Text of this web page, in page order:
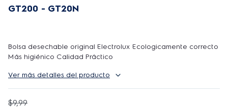
GT200 - GT20N
Bolsa desechable original Electrolux Ecologicamente correcto
Más higiénico Calidad Práctico
Ver más detalles del producto
$9,99